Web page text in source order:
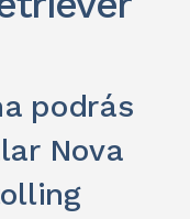
podrás
Nova